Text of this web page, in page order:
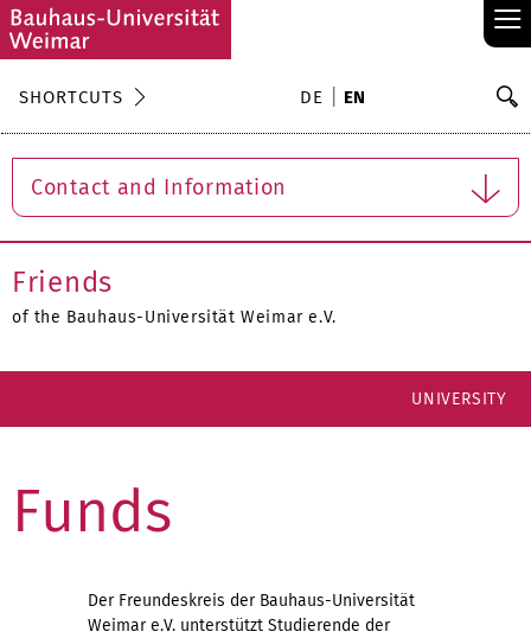
≡
SHORTCUTS DE EN
Contact and Information
Friends
of the Bauhaus-Universität Weimar e.V.
UNIVERSITY
Funds
Der Freundeskreis der Bauhaus-Universität
Weimar e.V. unterstützt Studierende der